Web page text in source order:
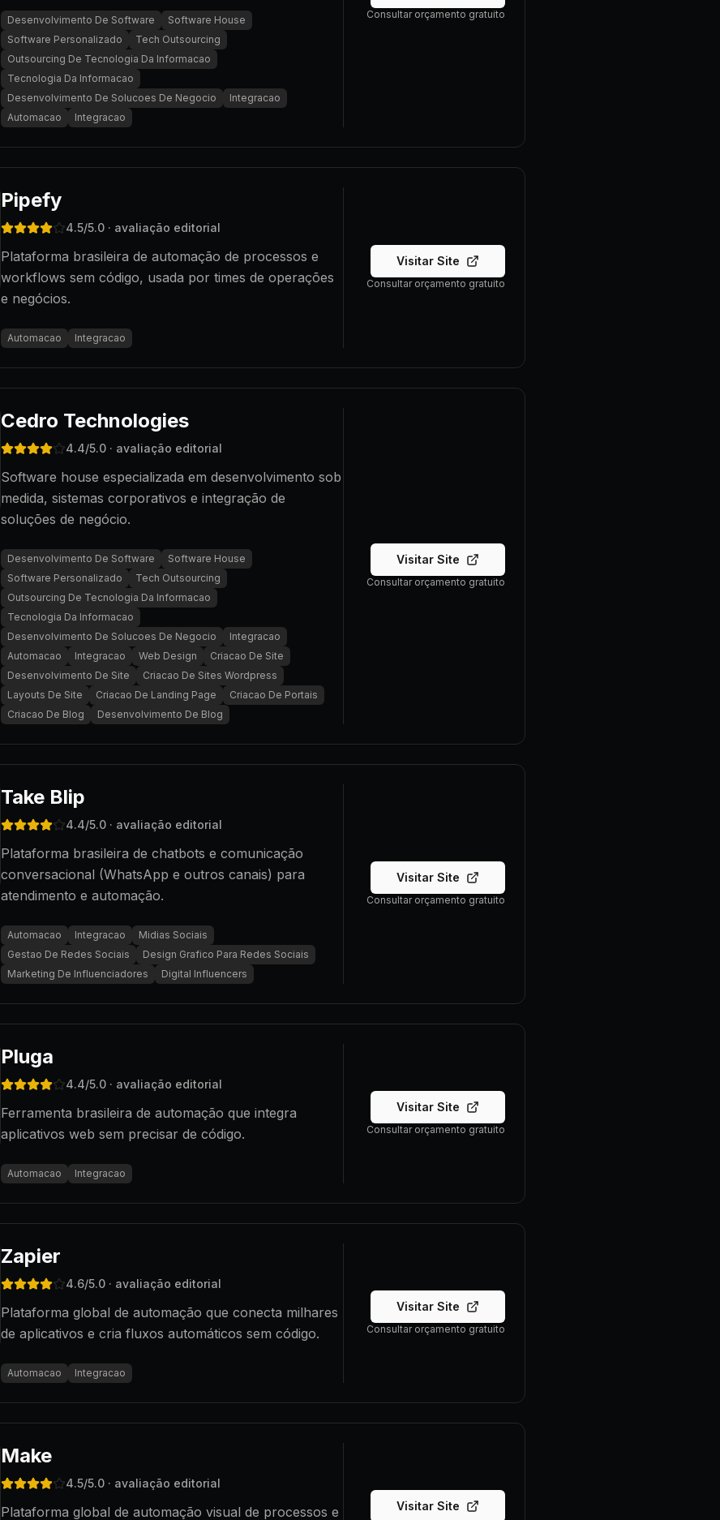
Desenvolvimento De Software
Software House
Software Personalizado
Tech Outsourcing
Outsourcing De Tecnologia Da Informacao
Tecnologia Da Informacao
Desenvolvimento De Solucoes De Negocio
Integracao
Automacao
Integracao
Consultar orçamento gratuito
Pipefy
4.5/5.0 · avaliação editorial
Plataforma brasileira de automação de processos e
workflows sem código, usada por times de operações
e negócios.
Automacao Integracao
Visitar Site
Consultar orçamento gratuito
Cedro Technologies
4.4/5.0 · avaliação editorial
Software house especializada em desenvolvimento sob
medida, sistemas corporativos e integração de
soluções de negócio.
Desenvolvimento De Software
Software House
Software Personalizado
Tech Outsourcing
Outsourcing De Tecnologia Da Informacao
Tecnologia Da Informacao
Desenvolvimento De Solucoes De Negocio
Integracao
Automacao
Integracao Web Design
Criacao De Site
Desenvolvimento De Site
Criacao De Sites Wordpress
Layouts De Site
Criacao De Landing Page
Criacao De Portais
Criacao De Blog
Desenvolvimento De Blog
Visitar Site
Consultar orçamento gratuito
Take Blip
4.4/5.0 · avaliação editorial
Plataforma brasileira de chatbots e comunicação
conversacional (WhatsApp e outros canais) para
atendimento e automação.
Automacao Integracao
Midias Sociais
Gestao De Redes Sociais
Design Grafico Para Redes Sociais
Marketing De Influenciadores
Digital Influencers
Visitar Site
Consultar orçamento gratuito
Pluga
4.4/5.0 · avaliação editorial
Ferramenta brasileira de automação que integra
aplicativos web sem precisar de código.
Automacao Integracao
Visitar Site
Consultar orçamento gratuito
Zapier
4.6/5.0 · avaliação editorial
Plataforma global de automação que conecta milhares
de aplicativos e cria fluxos automáticos sem código.
Automacao Integracao
Visitar Site
Consultar orçamento gratuito
Make
4.5/5.0 · avaliação editorial
Plataforma global de automação visual de processos e Visitar Site